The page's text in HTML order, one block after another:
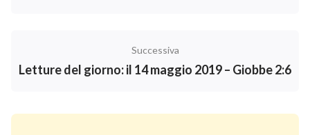
Successiva
Letture del giorno: il 14 maggio 2019 – Giobbe 2:6